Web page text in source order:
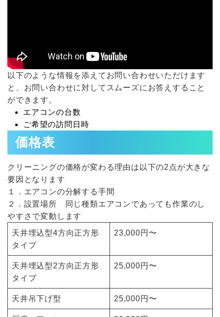
以下のような情報を添えてお問い合わせいただけます
と、お問い合わせに対してスムーズにお答えすること
ができます。
エアコンの台数
ご希望の訪問日時
価格表
クリーニングの価格が変わる理由は以下の2点が大きな
要因となります
１．エアコンの分解する手間
２．設置場所 同じ種類エアコンであっても作業のし
やすさで変動します
天井埋込型4方向正方形
タイプ
23,000円〜
天井埋込型2方向正方形
タイプ
25,000円〜
天井吊下げ型 25,000円〜